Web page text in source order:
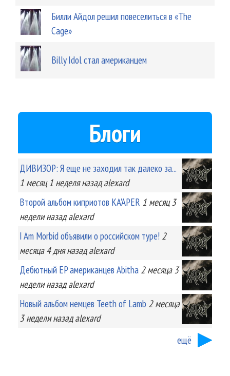
Билли Айдол решил повеселиться в «The
Cage»
Billy Idol стал американцем
Блоги
ДИВИЗОР: Я еще не заходил так далеко за...
1 месяц 1 неделяназад alexard
Второй альбом киприотов KA'APER 1 месяц 3
неделиназад alexard
I Am Morbid объявили о российском туре! 2
месяца 4 дняназад alexard
Дебютный EP американцев Abitha 2 месяца 3
неделиназад alexard
Новый альбом немцев Teeth of Lamb 2 месяца
3 неделиназад alexard
ещё